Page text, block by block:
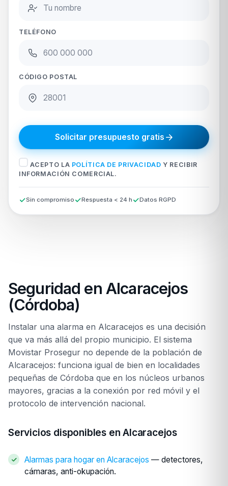
TELÉFONO
CÓDIGO POSTAL
Solicitar presupuesto gratis
ACEPTO LA POLÍTICA DE PRIVACIDAD Y RECIBIR
INFORMACIÓN COMERCIAL.
Sin compromiso Respuesta < 24 h Datos RGPD
Seguridad en Alcaracejos
(Córdoba)
Instalar una alarma en Alcaracejos es una decisión
que va más allá del propio municipio. El sistema
Movistar Prosegur no depende de la población de
Alcaracejos: funciona igual de bien en localidades
pequeñas de Córdoba que en los núcleos urbanos
mayores, gracias a la conexión por red móvil y el
protocolo de intervención nacional.
Servicios disponibles en Alcaracejos
Alarmas para hogar en Alcaracejos — detectores,
cámaras, anti-okupación.